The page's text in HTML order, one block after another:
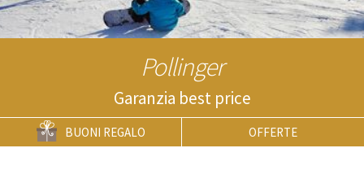
Pollinger
Garanzia best price
BUONI REGALO OFFERTE